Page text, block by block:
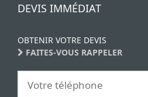
DEVIS IMMÉDIAT
OBTENIR VOTRE DEVIS
FAITES-VOUS RAPPELER